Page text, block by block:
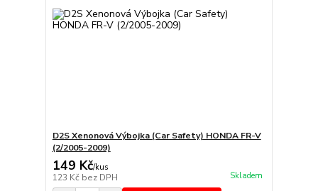
D2S Xenonová Výbojka (Car Safety) HONDA FR-V
(2/2005-2009)
149 Kč/kus
123 Kč bez DPH Skladem